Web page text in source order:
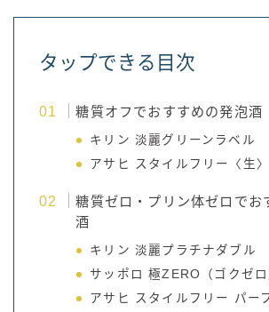
タップできる目次
糖質オフでおすすめの発泡酒
キリン 淡麗グリーンラベル
アサヒ スタイルフリー〈生〉
糖質ゼロ・プリン体ゼロでお
酒
キリン 淡麗プラチナダブル
サッポロ 極ZERO（ゴクゼロ
アサヒ スタイルフリー パー